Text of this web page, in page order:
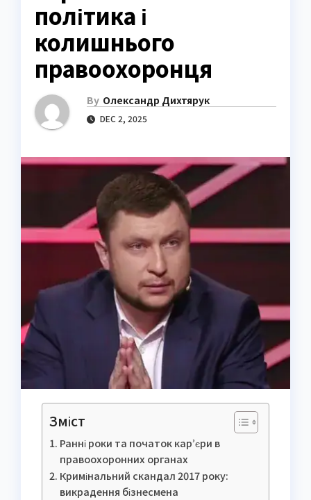
політика і
колишнього
правоохоронця
By Олександр Дихтярук
DEC 2, 2025
Зміст
Ранні роки та початок кар’єри в
правоохоронних органах
Кримінальний скандал 2017 року:
викрадення бізнесмена